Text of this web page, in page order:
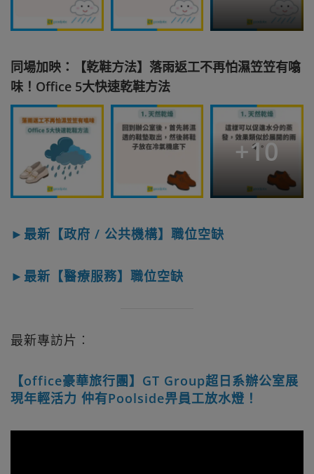
同場加映：【乾鞋方法】落雨返工不再怕濕笠笠有噏
味！Office 5大快速乾鞋方法
+10
►最新【政府 / 公共機構】職位空缺
►最新【醫療服務】職位空缺
最新專訪片︰
【office豪華旅行團】GT Group超日系辦公室展
現年輕活力 仲有Poolside畀員工放水燈！